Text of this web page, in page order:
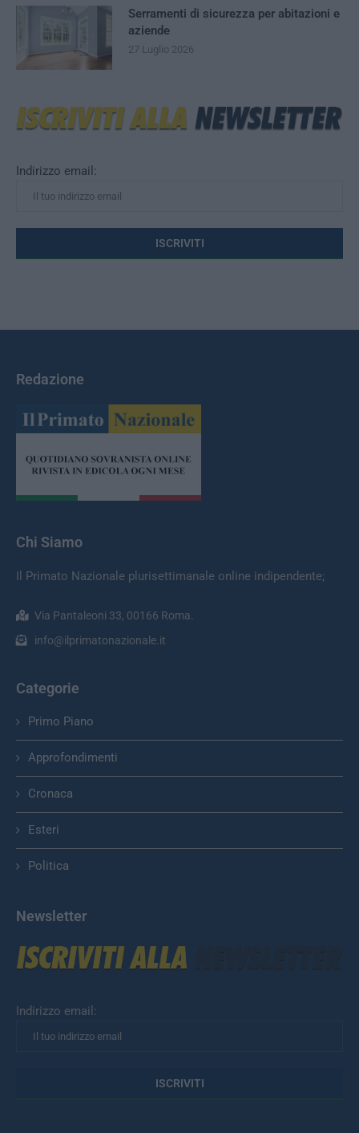
Indirizzo email:
Serramenti di sicurezza per abitazioni e
aziende
27 Luglio 2026
Redazione
Chi Siamo
Il Primato Nazionale plurisettimanale online indipendente;
Via Pantaleoni 33, 00166 Roma.
info@ilprimatonazionale.it
Categorie
Primo Piano
Approfondimenti
Cronaca
Esteri
Politica
Newsletter
Indirizzo email: